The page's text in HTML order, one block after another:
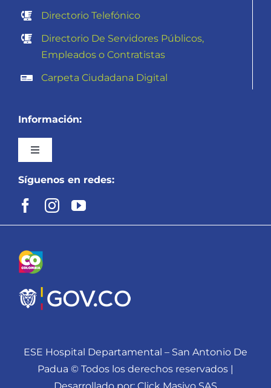
Directorio Telefónico
Directorio De Servidores Públicos,
Empleados o Contratistas
Carpeta Ciudadana Digital
Información:
Toggle
Inicio
Preguntas y Respuestas Frecuentes
Nuestra Entidad
PQRSD: Peticiones, Quejas, Reclamos,
Síguenos en redes:
ESE Hospital Departamental – San Antonio De
Padua © Todos los derechos reservados |